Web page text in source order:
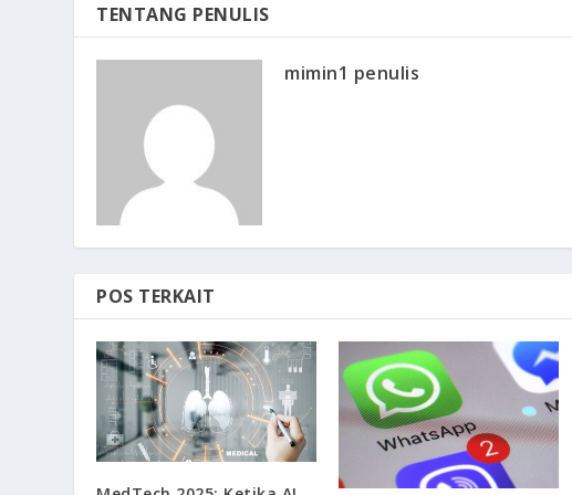
TENTANG PENULIS
mimin1 penulis
POS TERKAIT